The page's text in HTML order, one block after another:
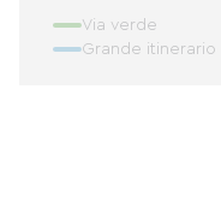
Via verde
Grande itinerario